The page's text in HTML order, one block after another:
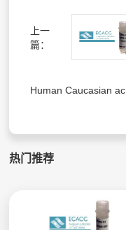
上一
篇：
Human Caucasian
热门推荐